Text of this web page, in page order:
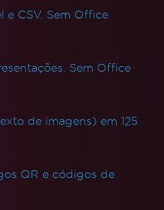
e CSV. Sem Office
Sem Office
de imagens) em 125
QR e códigos de